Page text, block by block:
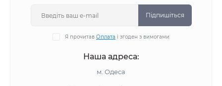
Підпишіться
Я прочитав Оплата і згоден з вимогами
Наша адреса:
м. Одеса